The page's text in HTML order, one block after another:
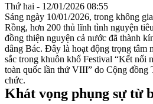
Thứ hai - 12/01/2026 08:55
Sáng ngày 10/01/2026, trong không
Rồng, hơn 200 thủ lĩnh tình nguyện
đồng thiện nguyện cả nước đã thành
dâng Bác. Đây là hoạt động trọng tâm
sắc trong khuôn khổ Festival “Kết nối
toàn quốc lần thứ VIII” do Cộng đồng
chức.
Khát vọng phụng sự từ